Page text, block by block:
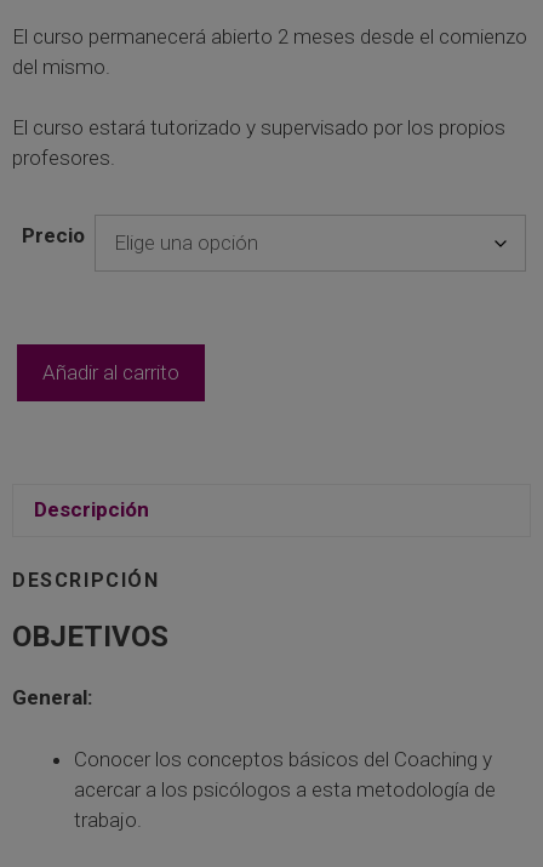
El curso permanecerá abierto 2 meses desde el comienzo
del mismo.
El curso estará tutorizado y supervisado por los propios
profesores.
Precio
Ed.]
Habilidades
Coaching
cantidad
Añadir al carrito
Descripción
DESCRIPCIÓN
OBJETIVOS
General:
Conocer los conceptos básicos del Coaching y
acercar a los psicólogos a esta metodología de
trabajo.